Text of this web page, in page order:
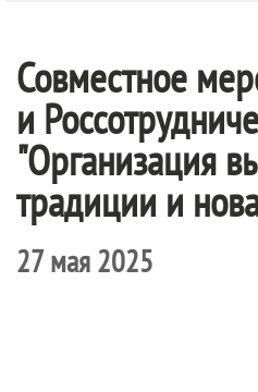
Совместное
и
"Организация
традиции и
27 мая 2025